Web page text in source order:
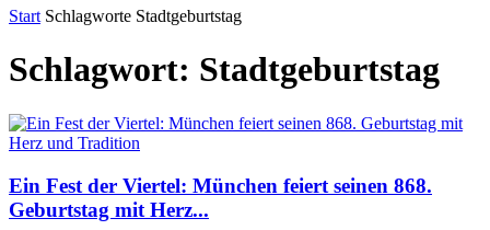
Start Schlagworte Stadtgeburtstag
Schlagwort: Stadtgeburtstag
Ein Fest der Viertel: München feiert seinen 868.
Geburtstag mit Herz...